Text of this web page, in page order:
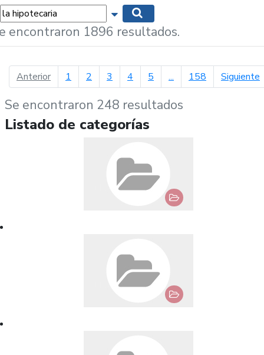
Mostrar opciones de búsqueda
encontraron 1896 resultados.
Anteriorpágina anterior
1 2 3 4 5 ... 158 Siguiente
Se encontraron 248 resultados
Listado de categorías